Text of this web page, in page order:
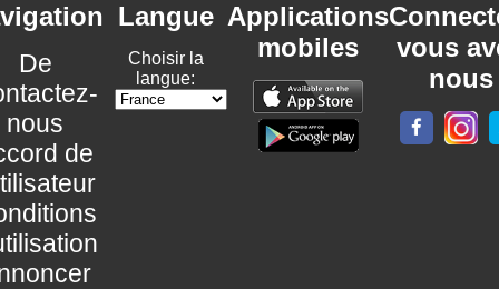
De
nous
de
Langue
Choisir la
langue:
Applications
mobiles
vous
nous